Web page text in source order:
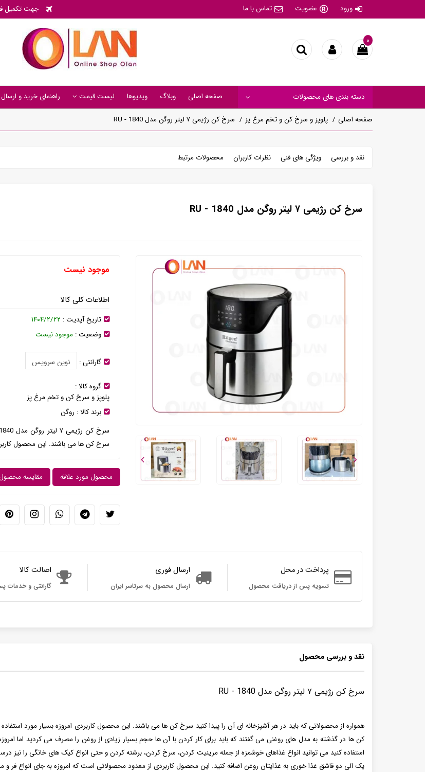
ورود عضویت تماس با ما جهت تکمیل
۰
صفحه اصلی وبلاگ ویدیوها لیست قیمت راهنمای خرید و ارسال دسته بندی های محصولات
صفحه اصلی پلوپز و سرخ کن و تخم مرغ پز سرخ کن رژیمی ۷ لیتر روگن مدل RU - 1840
نقد و بررسی ویژگی های فنی نظرات کاربران محصولات مرتبط
سرخ کن رژیمی ۷ لیتر روگن مدل RU - 1840
موجود نیست
اطلاعات کلی کالا
تاریخ آپدیت : ۱۴۰۴/۲/۲۲
وضعیت : موجود نیست
گارانتی :
گروه کالا :
پلوپز و سرخ کن و تخم مرغ پز
برند کالا : روگن
سرخ کن ها می باشند. این محصول
محصول مورد علاقه مقایسه
پرداخت در محل
تسویه پس از دریافت محصول
ارسال فوری
ارسال محصول به سرتاسر ایران
اصالت کالا
گارانتی و خدمات
نقد و بررسی محصول
سرخ کن رژیمی ۷ لیتر روگن مدل RU - 1840
همواره از محصولاتی که باید در هر آشپزخانه‌ ای آن را پیدا کنید سرخ‌ کن‌ ها می‌ باشند. این محصول کاربردی امروزه بسیار مورد
کن‌ ها در گذشته به مدل‌ های روغنی می‌ گفتند که باید برای کار کردن با آن ها حجم بسیار زیادی از روغن را مصرف می‌ کردید اما
استفاده کنید می‌ توانید انواع غذاهای خوشمزه از جمله مرینیت کردن، سرخ کردن، برشته کردن و حتی انواع کیک‌ های خانگی را نیز
یک الی دو قاشق غذا خوری به غذایتان روغن اضافه کنید. این محصول کاربردی از معدود محصولاتی است که امروزه به جای انواع فر و